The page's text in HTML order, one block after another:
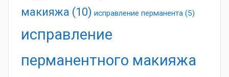
макияжа (10) исправление перманента (5)
исправление
перманентного макияжа